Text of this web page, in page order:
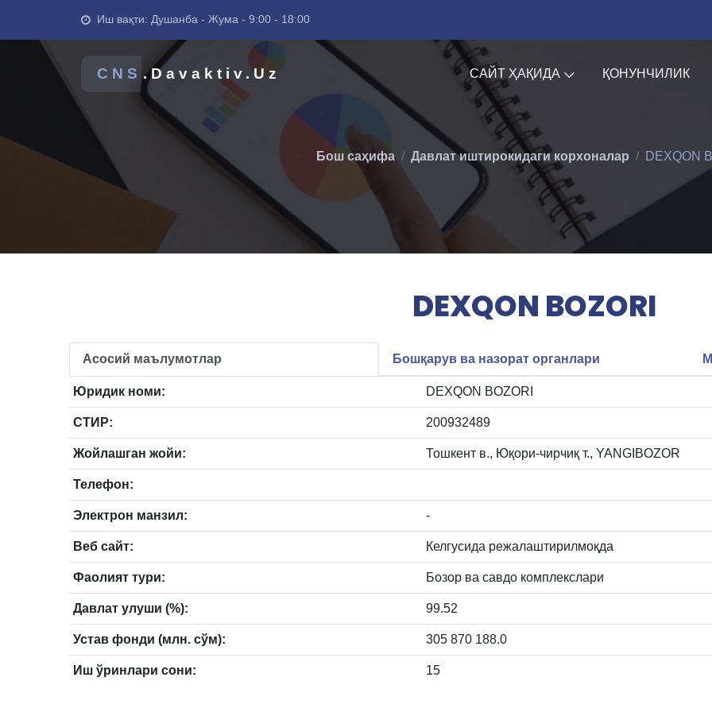
Иш вақти: Душанба - Жума - 9:00 - 18:00
CNS .Davaktiv.Uz САЙТ ҲАҚИДА ҚОНУНЧИЛИК
Бош саҳифа Давлат иштирокидаги корхоналар DEXQON
DEXQON BOZORI
Асосий маълумотлар Бошқарув ва назорат органлари
Юридик номи: DEXQON BOZORI
СТИР: 200932489
Жойлашган жойи: Тошкент в., Юқори-чирчиқ т., YANGIBOZOR
Телефон:
Электрон манзил: -
Веб сайт: Келгусида режалаштирилмоқда
Фаолият тури: Бозор ва савдо комплекслари
Давлат улуши (%): 99.52
Устав фонди (млн. сўм): 305 870 188.0
Иш ўринлари сони: 15